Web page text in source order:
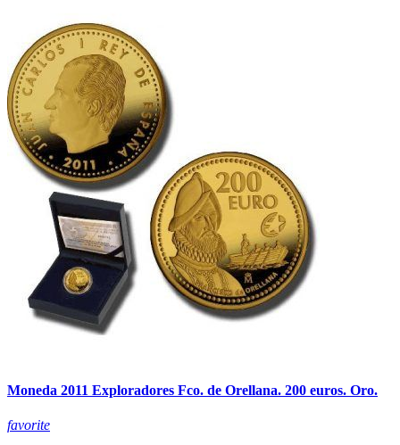
Moneda 2011 Exploradores Fco. de Orellana. 200 euros. Oro.
favorite